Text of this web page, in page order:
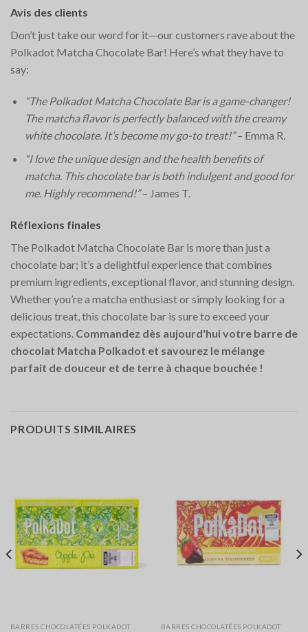
Avis des clients
Don’t just take our word for it—our customers rave about the
Polkadot Matcha Chocolate Bar! Here’s what they have to
say:
“The Polkadot Matcha Chocolate Bar is a game-changer!
The matcha flavor is perfectly balanced with the creamy
white chocolate. It’s become my go-to treat!”– Emma R.
“I love the unique design and the health benefits of
matcha. This chocolate bar is both indulgent and good for
me. Highly recommend!”– James T.
Réflexions finales
The Polkadot Matcha Chocolate Bar is more than just a
chocolate bar; it’s a delightful experience that combines
premium ingredients, exceptional flavor, and stunning design.
Whether you’re a matcha enthusiast or simply looking for a
delicious treat, this chocolate bar is sure to exceed your
expectations. Commandez dès aujourd'hui votre barre de
chocolat Matcha Polkadot et savourez le mélange
parfait de douceur et de terre à chaque bouchée !
PRODUITS SIMILAIRES
BARRES CHOCOLATÉES POLKADOT BARRES CHOCOLATÉES POLKADOT